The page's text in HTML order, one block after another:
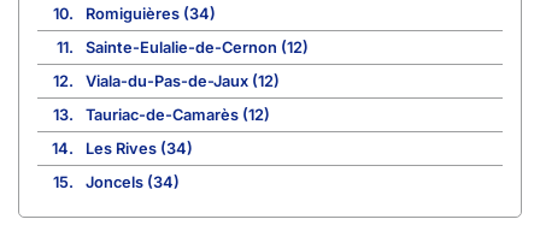
10.
Romiguières (34)
11.
Sainte-Eulalie-de-Cernon (12)
12.
Viala-du-Pas-de-Jaux (12)
13.
Tauriac-de-Camarès (12)
14.
Les Rives (34)
15.
Joncels (34)